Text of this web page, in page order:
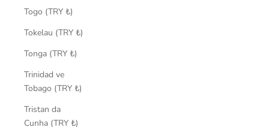
Togo (TRY ₺)
Tokelau (TRY ₺)
Tonga (TRY ₺)
Trinidad ve
Tobago (TRY ₺)
Tristan da
Cunha (TRY ₺)